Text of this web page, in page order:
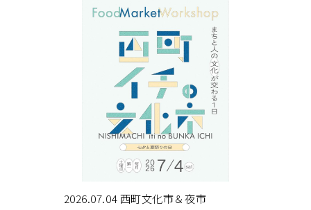
2026.07.04 西町文化市＆夜市